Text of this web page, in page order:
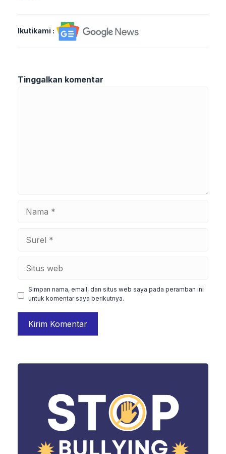
Ikutikami :
Tinggalkan komentar
web
Simpan nama, email, dan situs web saya pada peramban ini
untuk komentar saya berikutnya.